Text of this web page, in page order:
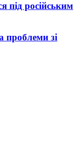
під російським
проблеми зі